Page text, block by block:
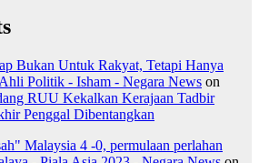
Bukan Untuk Rakyat, Tetapi Hanya
Politik - Isham - Negara News on
RUU Kekalkan Kerajaan Tadbir
Penggal Dibentangkan
Malaysia 4 -0, permulaan perlahan